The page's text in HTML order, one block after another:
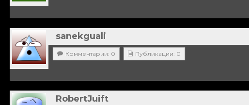
sanekguali
Комментарии: 0 Публикации: 0
RobertJuift